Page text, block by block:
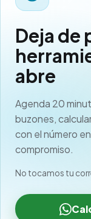
Deja de
abre
Agenda 20
buzones,
con el número
compromiso.
No tocamos tu